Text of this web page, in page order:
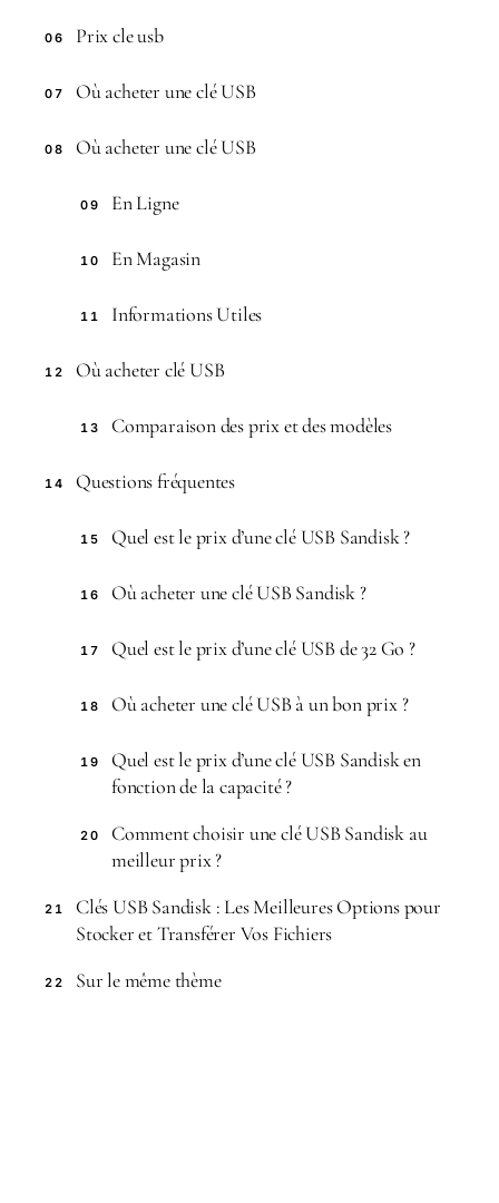
06 Prix cle usb
07 Où acheter une clé USB
08 Où acheter une clé USB
09 En Ligne
10 En Magasin
11 Informations Utiles
12 Où acheter clé USB
13 Comparaison des prix et des modèles
14 Questions fréquentes
15 Quel est le prix d’une clé USB Sandisk ?
16 Où acheter une clé USB Sandisk ?
17 Quel est le prix d’une clé USB de 32 Go ?
18 Où acheter une clé USB à un bon prix ?
19
Quel est le prix d’une clé USB Sandisk en
fonction de la capacité ?
20
Comment choisir une clé USB Sandisk au
meilleur prix ?
21
Clés USB Sandisk : Les Meilleures Options pour
Stocker et Transférer Vos Fichiers
22 Sur le même thème